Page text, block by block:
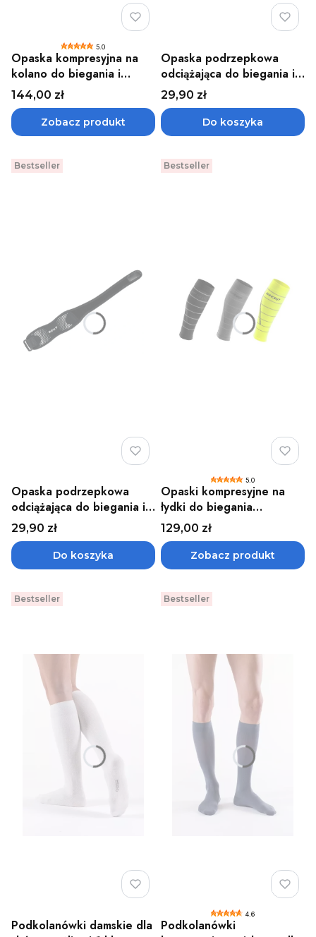
5.0
Opaska kompresyjna na
kolano do biegania i
ćwiczeń unisex MID
Support Compression CEP
Cena
144,00 zł
Zobacz produkt
Opaska podrzepkowa
odciążająca do biegania i
ćwiczeń DrFit czarno-
niebieska
Cena
29,90 zł
Do koszyka
Bestseller
Opaska podrzepkowa
odciążająca do biegania i
ćwiczeń DrFit czarno-szara
Cena
29,90 zł
Do koszyka
Bestseller
5.0
Opaski kompresyjne na
łydki do biegania
odblaskowe damskie
Reflective CEP
Cena
129,00 zł
Zobacz produkt
Bestseller
Podkolanówki damskie dla
Bestseller
4.6
Podkolanówki